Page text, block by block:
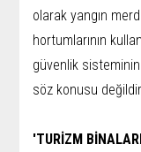
olarak yangın
hortumlarının
güvenlik
söz konusu
'TURİZM